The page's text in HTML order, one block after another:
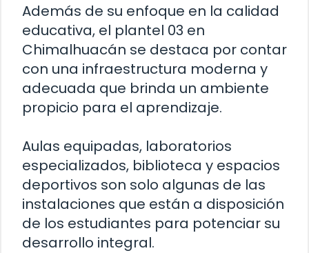
Además de su enfoque en la calidad
educativa, el plantel 03 en
Chimalhuacán se destaca por contar
con una infraestructura moderna y
adecuada que brinda un ambiente
propicio para el aprendizaje.
Aulas equipadas, laboratorios
especializados, biblioteca y espacios
deportivos son solo algunas de las
instalaciones que están a disposición
de los estudiantes para potenciar su
desarrollo integral.